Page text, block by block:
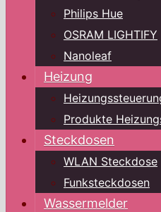
Philips Hue
OSRAM LIGHTIFY
Nanoleaf
Heizung
Produkte
Steckdosen
WLAN Steckdose
Funksteckdosen
Wassermelder